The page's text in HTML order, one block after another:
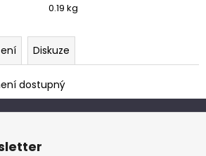
0.19 kg
Diskuze
dostupný